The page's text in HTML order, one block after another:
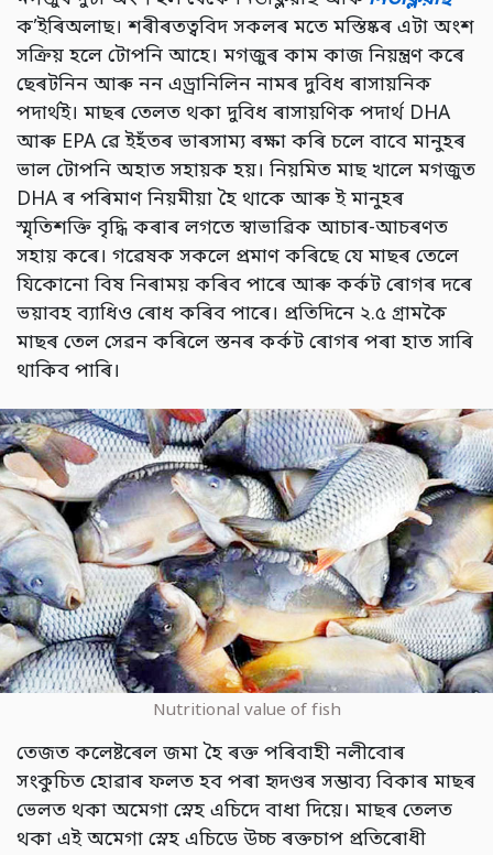
ক’ইৰিঅলাছ। শৰীৰতত্ববিদ সকলৰ মতে মস্তিষ্কৰ এটা অংশ
সক্রিয় হলে টোপনি আহে। মগজুৰ কাম কাজ নিয়ন্ত্ৰণ কৰে
ছেৰটনিন আৰু নন এড্রানিলিন নামৰ দুবিধ ৰাসায়নিক
পদার্থই। মাছৰ তেলত থকা দুবিধ ৰাসায়ণিক পদার্থ DHA
আৰু EPA ৱে ইহঁতৰ ভাৰসাম্য ৰক্ষা কৰি চলে বাবে মানুহৰ
ভাল টোপনি অহাত সহায়ক হয়। নিয়মিত মাছ খালে মগজুত
DHA ৰ পৰিমাণ নিয়মীয়া হৈ থাকে আৰু ই মানুহৰ
স্মৃতিশক্তি বৃদ্ধি কৰাৰ লগতে স্বাভাৱিক আচাৰ-আচৰণত
সহায় কৰে। গৱেষক সকলে প্ৰমাণ কৰিছে যে মাছৰ তেলে
যিকোনো বিষ নিৰাময় কৰিব পাৰে আৰু কৰ্কট ৰোগৰ দৰে
ভয়াবহ ব্যাধিও ৰোধ কৰিব পাৰে। প্ৰতিদিনে ২.৫ গ্ৰামকৈ
মাছৰ তেল সেৱন কৰিলে স্তনৰ কৰ্কট ৰোগৰ পৰা হাত সাৰি
থাকিব পাৰি।
Nutritional value of fish
তেজত কলেষ্টৰেল জমা হৈ ৰক্ত পৰিবাহী নলীবোৰ
সংকুচিত হোৱাৰ ফলত হব পৰা হৃদণ্ডৰ সম্ভাব্য বিকাৰ মাছৰ
ভেলত থকা অমেগা স্নেহ এচিদে বাধা দিয়ে। মাছৰ তেলত
থকা এই অমেগা স্নেহ এচিডে উচ্চ ৰক্তচাপ প্ৰতিৰোধী